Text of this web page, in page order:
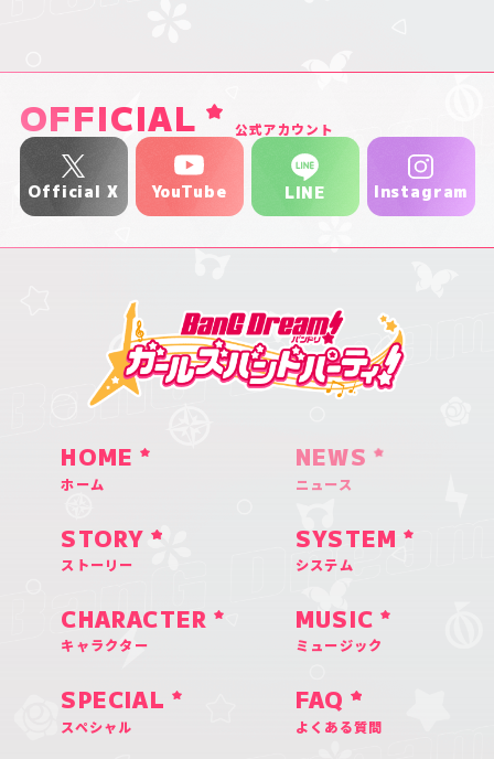
OFFICIAL 公式アカウント
Official X YouTube LINE Instagram
HOME
ホーム
NEWS
ニュース
STORY
ストーリー
SYSTEM
システム
CHARACTER
キャラクター
MUSIC
ミュージック
SPECIAL
スペシャル
FAQ
よくある質問